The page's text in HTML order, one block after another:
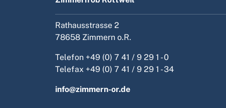
Rathausstrasse 2
78658 Zimmern o.R.
Telefon +49 (0) 7 41 / 9 29 1 - 0
Telefax +49 (0) 7 41 / 9 29 1 - 34
info@zimmern-or.de